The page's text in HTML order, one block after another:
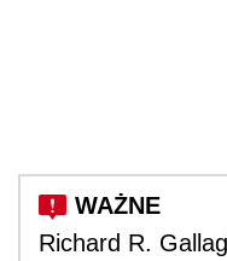
Richard R.